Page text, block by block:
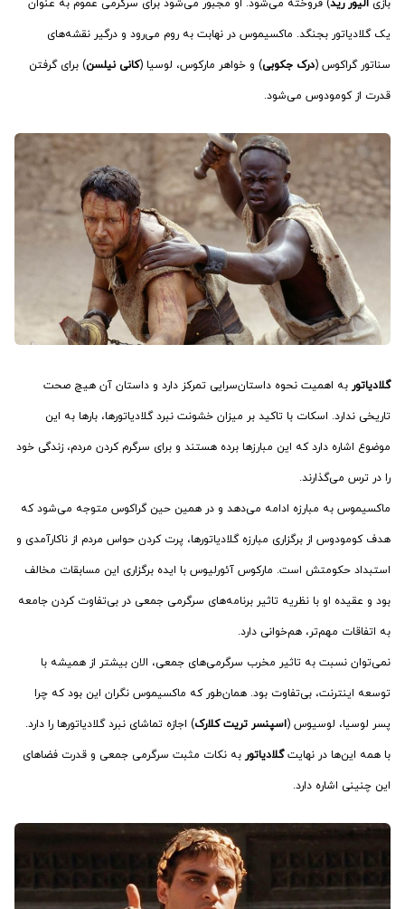
بازی الیور رید) فروخته می‌شود. او مجبور می‌شود برای سرگرمی عموم به عنوان
یک گلادیاتور بجنگد. ماکسیموس در نهابت به روم می‌رود و درگیر نقشه‌های
سناتور گراکوس (درک جکوبی) و خواهر مارکوس، لوسیا (کانی نیلسن) برای گرفتن
قدرت از کومودوس می‌شود.
گلادیاتور ‌ به اهمیت نحوه داستان‌سرایی تمرکز دارد و داستان آن هیچ صحت
تاریخی ندارد. اسکات با تاکید بر میزان خشونت نبرد گلادیاتورها، بارها به این
موضوع اشاره دارد که این مبارزها برده هستند و برای سرگرم کردن مردم، زندگی خود
را در ترس می‌گذارند.
ماکسیموس به مبارزه ادامه می‌دهد و در همین حین گراکوس متوجه می‌شود که
هدف کومودوس از برگزاری مبارزه گلادیاتورها، پرت کردن حواس مردم از ناکارآمدی و
استبداد حکومتش است. مارکوس آئورلیوس با ایده برگزاری این مسابقات مخالف
بود و عقیده او با نظریه تاثیر برنامه‌های سرگرمی جمعی در بی‌تفاوت کردن جامعه
به اتفاقات مهم‌تر، هم‌خوانی دارد.
نمی‌توان نسبت به تاثیر مخرب سرگرمی‌های جمعی، الان بیشتر از همیشه با
توسعه اینترنت، بی‌تفاوت بود. همان‌طور که ماکسیموس نگران این بود که چرا
پسر لوسیا، لوسیوس (اسپنسر تریت کلارک) اجازه تماشای نبرد گلادیاتورها را دارد.
با همه این‌ها در نهایتگلادیاتور ‌ به نکات مثبت سرگرمی جمعی و قدرت فضاهای
این چنینی اشاره دارد.